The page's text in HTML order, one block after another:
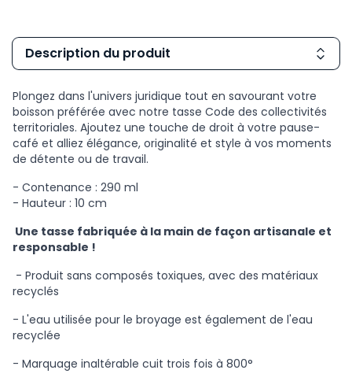
Description du produit
Plongez dans l'univers juridique tout en savourant votre
boisson préférée avec notre tasse Code des collectivités
territoriales. Ajoutez une touche de droit à votre pause-
café et alliez élégance, originalité et style à vos moments
de détente ou de travail.
- Contenance : 290 ml
- Hauteur : 10 cm
Une tasse fabriquée à la main de façon artisanale et
responsable !
- Produit sans composés toxiques, avec des matériaux
recyclés
- L'eau utilisée pour le broyage est également de l'eau
recyclée
- Marquage inaltérable cuit trois fois à 800°